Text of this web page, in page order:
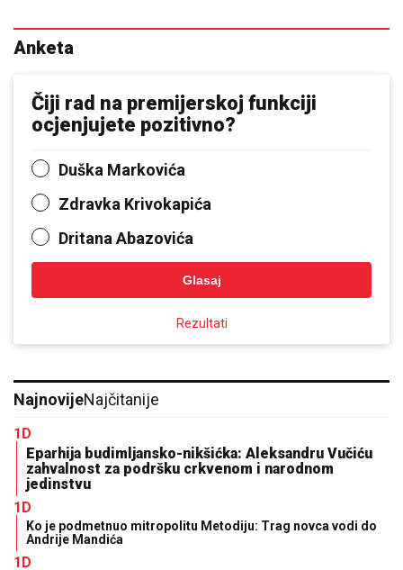
Anketa
Čiji rad na premijerskoj funkciji
ocjenjujete pozitivno?
Duška Markovića
Zdravka Krivokapića
Dritana Abazovića
Glasaj
Rezultati
NajnovijeNajčitanije
1D
Eparhija budimljansko-nikšićka: Aleksandru Vučiću
zahvalnost za podršku crkvenom i narodnom
jedinstvu
1D
Ko je podmetnuo mitropolitu Metodiju: Trag novca vodi do
Andrije Mandića
1D